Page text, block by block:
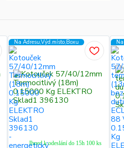
Na Adresu,Výd.místo,Boxu
Ihned k odeslání do 15h 100 ks